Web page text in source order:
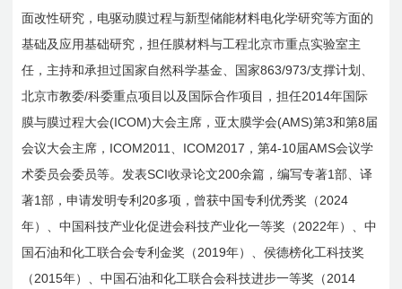
面改性研究，电驱动膜过程与新型储能材料电化学研究等方面的
基础及应用基础研究，担任膜材料与工程北京市重点实验室主
任，主持和承担过国家自然科学基金、国家863/973/支撑计划、
北京市教委/科委重点项目以及国际合作项目，担任2014年国际
膜与膜过程大会(ICOM)大会主席，亚太膜学会(AMS)第3和第8 届
会议大会主席， ICOM2011 ICOM2017 ，第4-10届AMS会议学
术委员会委员等。发表SCI收录论文200余篇，编写专著1部、译
著1部，申请发明专利 20多项，曾获中国专利优秀奖（ 2024
年）、中国科技产业化促进会科技产业化一等奖（ 2022年）、中
国石油和化工联合会专利金奖（ 2019年）、侯德榜化工科技奖
（ 2015年）、中国石油和化工联合会科技进步一等奖（ 2014